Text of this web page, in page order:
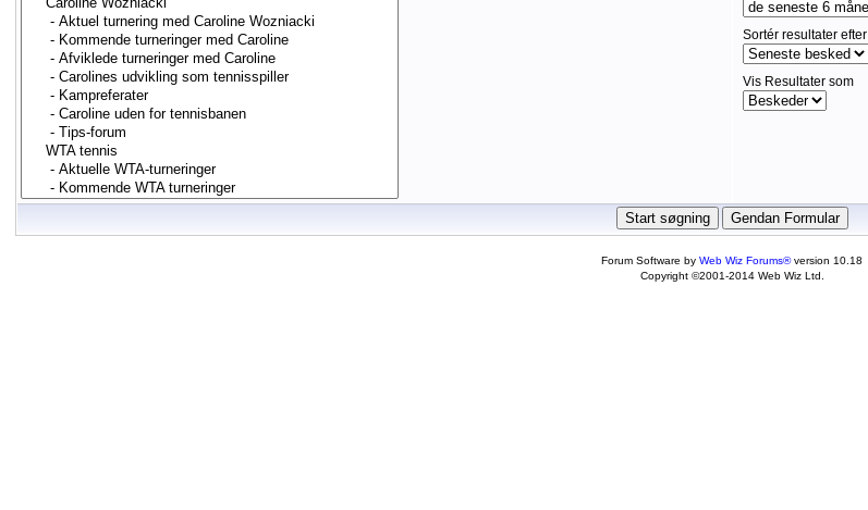
Sortér resultater efter
Vis Resultater som
Forum Software by Web Wiz Forums®version 10.18
Copyright ©2001-2014 Web Wiz Ltd.